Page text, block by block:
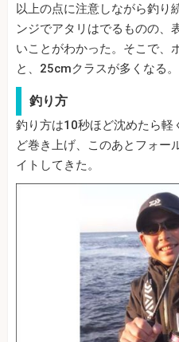
以上の点に注意しながら釣り
ンジでアタリはでるものの、
いことがわかった。そこで、
と、25cmクラスが多くなる。
釣り方
釣り方は10秒ほど沈めたら
ど巻き上げ、このあとフォー
イトしてきた。